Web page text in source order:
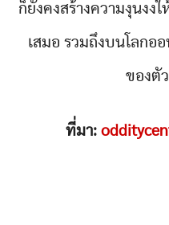
ก็ยังคงสร้างความงุนงง
เสมอ รวมถึงบนโลกอ
ของตั
ที่มา: